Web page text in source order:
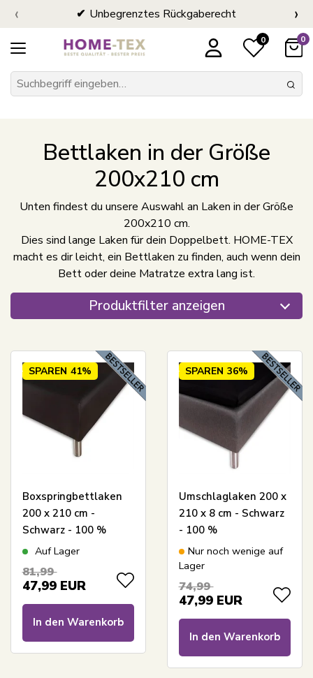
Unbegrenztes Rückgaberecht
‹ ›
0 0
Bettlaken in der Größe
200x210 cm
Unten findest du unsere Auswahl an Laken in der Größe
200x210 cm.
Dies sind lange Laken für dein Doppelbett. HOME-TEX
macht es dir leicht, ein Bettlaken zu finden, auch wenn dein
Bett oder deine Matratze extra lang ist.
Produktfilter anzeigen
SPAREN 41%
Boxspringbettlaken
200 x 210 cm -
Schwarz - 100 %
Baumwollsatin -
Matratze
Auf Lager
81,99
47,99 EUR
In den Warenkorb
SPAREN 36%
Umschlaglaken 200 x
210 x 8 cm - Schwarz
- 100 %
Baumwollsatin -
Laken für
Matratzenauflage
Nur noch wenige auf
Lager
74,99
47,99 EUR
In den Warenkorb